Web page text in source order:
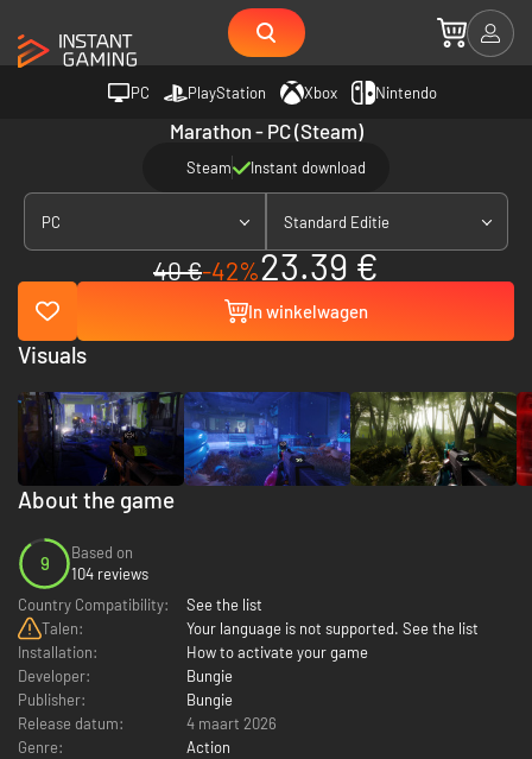
PC PlayStation Xbox Nintendo
Marathon - PC (Steam)
Steam Instant download
PC Standard Editie
40 €-42%23.39 €
In winkelwagen
About the game
9
Based on
104 reviews
Country Compatibility:
See the list
Talen:
Your language is not supported. See the list
Installation:
How to activate your game
Developer:
Bungie
Publisher:
Bungie
Release datum:
4 maart 2026
Genre:
Action
Visuals